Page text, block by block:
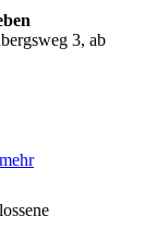
3, ab
mehr